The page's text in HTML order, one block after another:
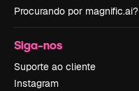
Procurando por magnific.ai?
Siga-nos
Suporte ao cliente
Instagram